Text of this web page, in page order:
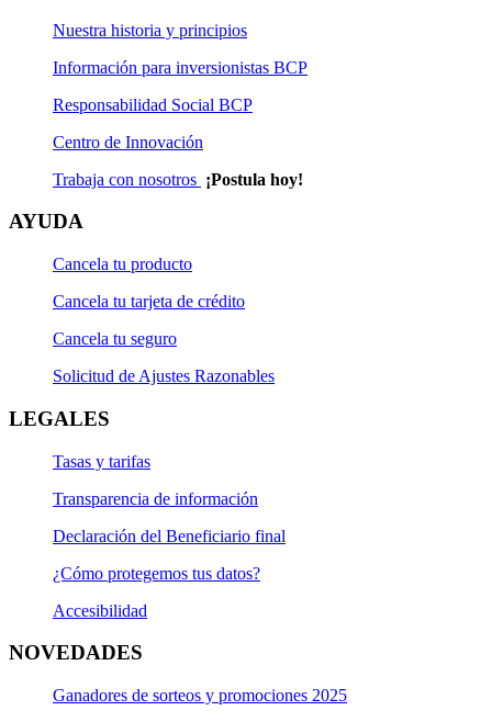
Nuestra historia y principios
Información para inversionistas BCP
Responsabilidad Social BCP
Centro de Innovación
Trabaja con nosotros ¡Postula hoy!
AYUDA
Cancela tu producto
Cancela tu tarjeta de crédito
Cancela tu seguro
Solicitud de Ajustes Razonables
LEGALES
Tasas y tarifas
Transparencia de información
Declaración del Beneficiario final
¿Cómo protegemos tus datos?
Accesibilidad
NOVEDADES
Ganadores de sorteos y promociones 2025